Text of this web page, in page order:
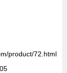
product/72.html